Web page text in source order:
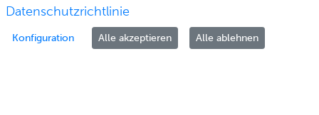
Datenschutzrichtlinie
Konfiguration Alle akzeptieren Alle ablehnen